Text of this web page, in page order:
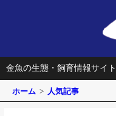
金魚の生態・飼育情報サイト
ホーム 人気記事